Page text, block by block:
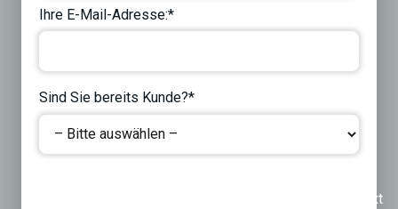
Ihre E-Mail-Adresse:*
Sind Sie bereits Kunde?*
Next